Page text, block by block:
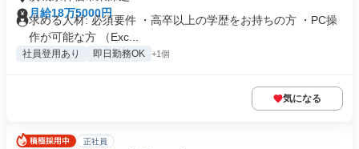
月給18万5000円
求める人材: 必須要件 ・高卒以上の学歴をお持ちの方 ・PC操
作が可能な方 （Exc...
社員登用あり 即日勤務OK +1個
気になる
正社員